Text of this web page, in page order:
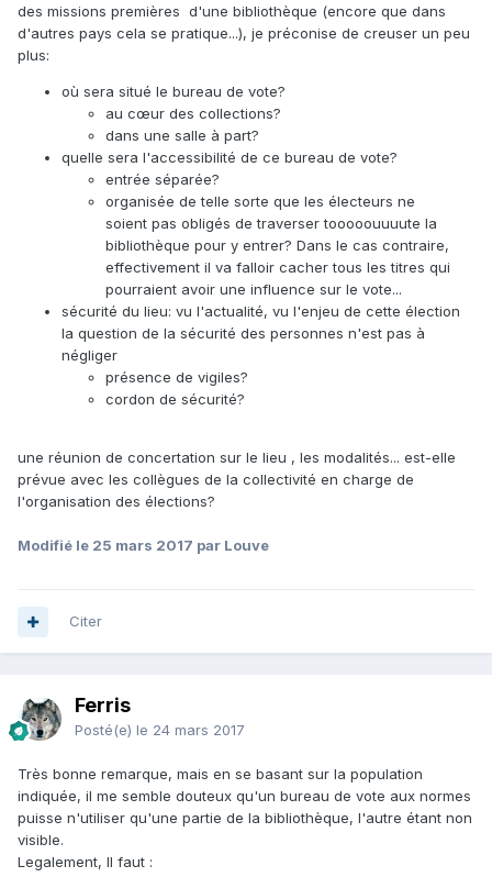
des missions premières d'une bibliothèque (encore que dans
d'autres pays cela se pratique...), je préconise de creuser un peu
plus:
où sera situé le bureau de vote?
au cœur des collections?
dans une salle à part?
quelle sera l'accessibilité de ce bureau de vote?
entrée séparée?
organisée de telle sorte que les électeurs ne
soient pas obligés de traverser tooooouuuute la
bibliothèque pour y entrer? Dans le cas contraire,
effectivement il va falloir cacher tous les titres qui
pourraient avoir une influence sur le vote...
sécurité du lieu: vu l'actualité, vu l'enjeu de cette élection
la question de la sécurité des personnes n'est pas à
négliger
présence de vigiles?
cordon de sécurité?
une réunion de concertation sur le lieu , les modalités... est-elle
prévue avec les collègues de la collectivité en charge de
l'organisation des élections?
Modifié le 25 mars 2017 par Louve
Citer
Ferris
Posté(e) le 24 mars 2017
Très bonne remarque, mais en se basant sur la population
indiquée, il me semble douteux qu'un bureau de vote aux normes
puisse n'utiliser qu'une partie de la bibliothèque, l'autre étant non
visible.
Legalement, Il faut :